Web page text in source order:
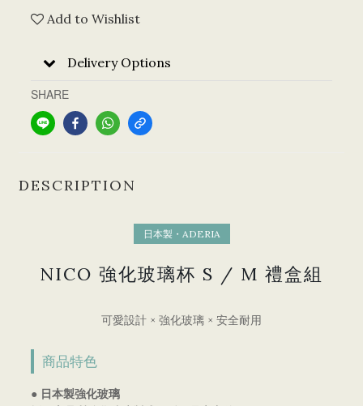
Add to Wishlist
Delivery Options
SHARE
DESCRIPTION
日本製・ADERIA
NICO 強化玻璃杯 S / M 禮盒組
可愛設計 × 強化玻璃 × 安全耐用
商品特色
● 日本製強化玻璃